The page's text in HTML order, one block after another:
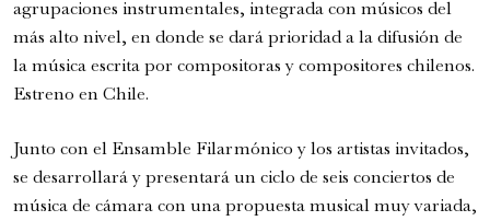
agrupaciones instrumentales, integrada con músicos del
más alto nivel, en donde se dará prioridad a la difusión de
la música escrita por compositoras y compositores chilenos.
Estreno en Chile.
Junto con el Ensamble Filarmónico y los artistas invitados,
se desarrollará y presentará un ciclo de seis conciertos de
música de cámara con una propuesta musical muy variada,